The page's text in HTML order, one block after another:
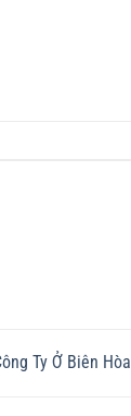
Ty Ở Biên Hòa